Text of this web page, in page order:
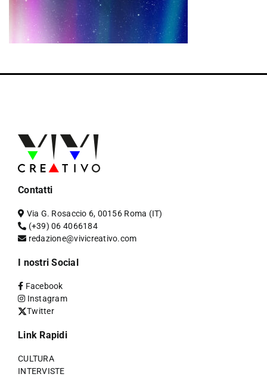
Contatti
Via G. Rosaccio 6, 00156 Roma (IT)
(+39) 06 4066184
redazione@vivicreativo.com
I nostri Social
Facebook
Instagram
Twitter
Link Rapidi
CULTURA
INTERVISTE